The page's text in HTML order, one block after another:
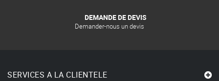
DEMANDE DE DEVIS
Demander-nous un devis
SERVICES A LA CLIENTELE